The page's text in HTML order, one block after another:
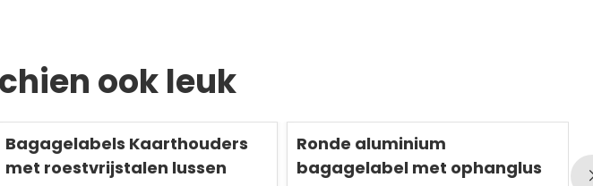
ook leuk
Bagagelabels Kaarthouders
met roestvrijstalen lussen
Ronde aluminium
bagagelabel met ophanglus